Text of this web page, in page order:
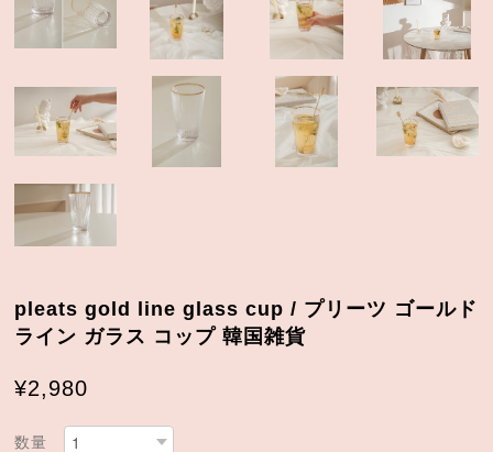
pleats gold line glass cup / プリーツ ゴールド
ライン ガラス コップ 韓国雑貨
¥2,980
数量